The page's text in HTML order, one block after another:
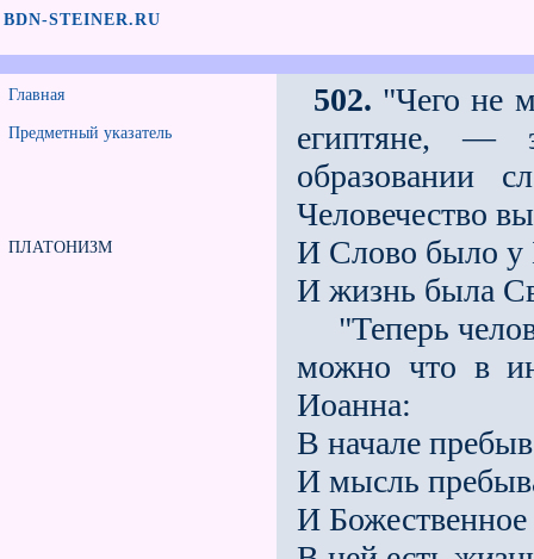
BDN-STEINER.RU
Главная
Предметный указатель
ПЛАТОНИЗМ
502. "Чего не
египтяне, —
образовании
Человечество
И Слово было у
И жизнь была
"Теперь
можно что в
Иоанна:
В начале
И мысль
И